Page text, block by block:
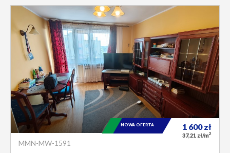
MMN-MW-1591
1 600zł
37,21 zł/m2
NOWA OFERTA